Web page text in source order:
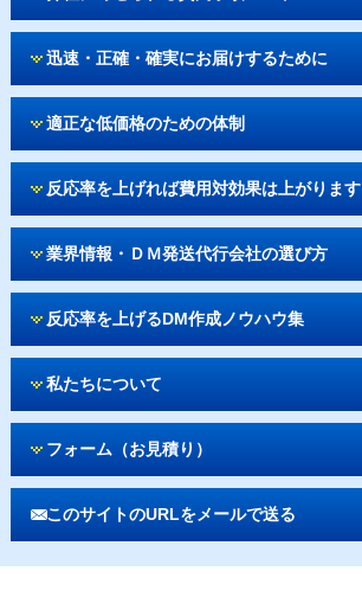
迅速・正確・確実にお届けするために
適正な低価格のための体制
反応率を上げれば費用対効果は上がります
業界情報・ＤＭ発送代行会社の選び方
反応率を上げるDM作成ノウハウ集
私たちについて
フォーム（お見積り）
このサイトのURLをメールで送る